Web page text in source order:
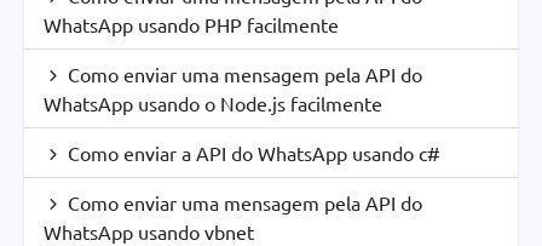
WhatsApp usando PHP facilmente
Como enviar uma mensagem pela API do
WhatsApp usando o Node.js facilmente
Como enviar a API do WhatsApp usando c#
Como enviar uma mensagem pela API do
WhatsApp usando vbnet